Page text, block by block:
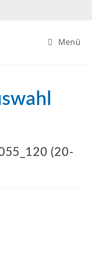
Menü
(20-